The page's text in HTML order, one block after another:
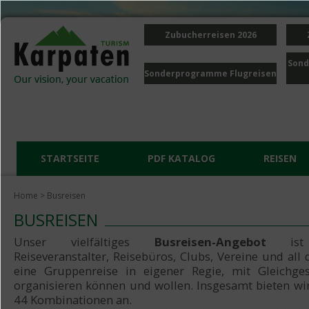
Zubucherreisen 2026
Sonderprogramme Flugreisen
STARTSEITE PDF KATALOG REISEN
Home > Busreisen
BUSREISEN
Unser vielfältiges Busreisen-Angebot
Reiseveranstalter, Reisebüros, Clubs, Vereine und all
eine Gruppenreise in eigener Regie, mit
organisieren können und wollen. Insgesamt bieten
44 Kombinationen an.